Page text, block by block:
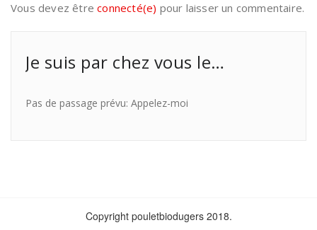
Vous devez êtreconnecté(e) pour laisser un commentaire.
Je suis par chez vous le…
Pas de passage prévu: Appelez-moi
Copyright pouletbiodugers 2018.